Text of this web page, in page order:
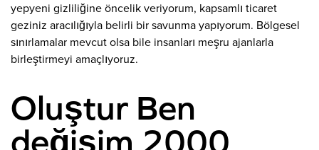
yepyeni gizliliğine öncelik veriyorum, kapsamlı ticaret
geziniz aracılığıyla belirli bir savunma yapıyorum. Bölgesel
sınırlamalar mevcut olsa bile insanları meşru ajanlarla
birleştirmeyi amaçlıyoruz.
Oluştur Ben
değişim 2000